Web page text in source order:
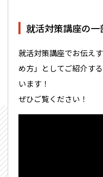
就活対策講座の
就活対策講座でお伝え
め方」としてご紹介す
います！
ぜひご覧ください！